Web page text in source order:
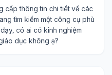
cấp thông tin chi tiết về các
tìm kiếm một công cụ phù
có ai có kinh nghiệm
dục không ạ?